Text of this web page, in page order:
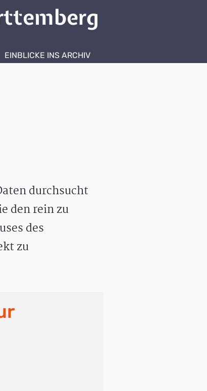
EINBLICKE INS ARCHIV
durchsucht
den rein zu
des
zu